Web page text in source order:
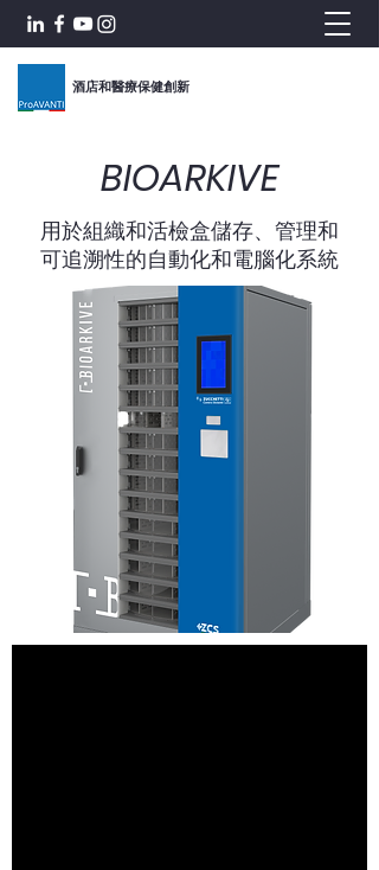
酒店和醫療保健創新
BIOARKIVE
用於組織和活檢盒儲存、管理和
可追溯性的自動化和電腦化系統